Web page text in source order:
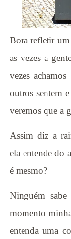
Bora refletir um
as vezes a
vezes
outros sentem
veremos que a
Assim diz a
ela entende do
é mesmo?
Ninguém
momento
entenda uma